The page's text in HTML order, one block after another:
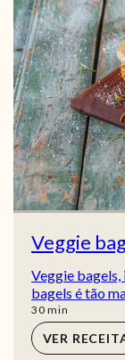
Veggie
Veggie
bagels é tão
30min
min
VER